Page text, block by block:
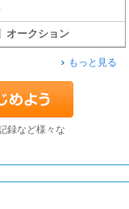
オークション
もっと見る
録など様々な